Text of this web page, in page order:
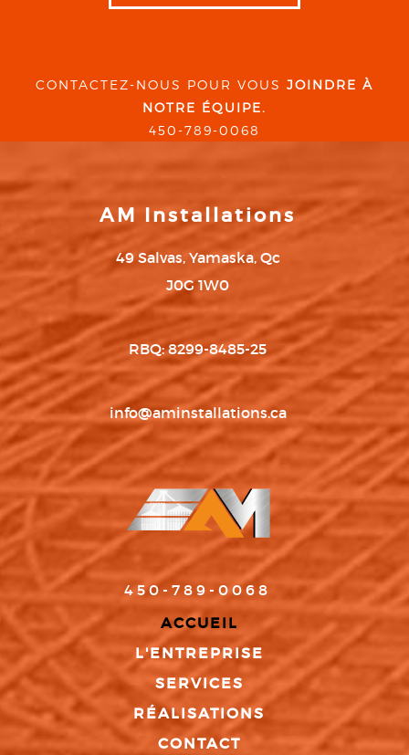
CONTACTEZ-NOUS POUR VOUS JOINDRE À
NOTRE ÉQUIPE.
450-789-0068
AM Installations
49 Salvas, Yamaska, Qc
J0G 1W0
RBQ: 8299-8485-25
info@aminstallations.ca
450-789-0068
ACCUEIL
L'ENTREPRISE
SERVICES
RÉALISATIONS
CONTACT